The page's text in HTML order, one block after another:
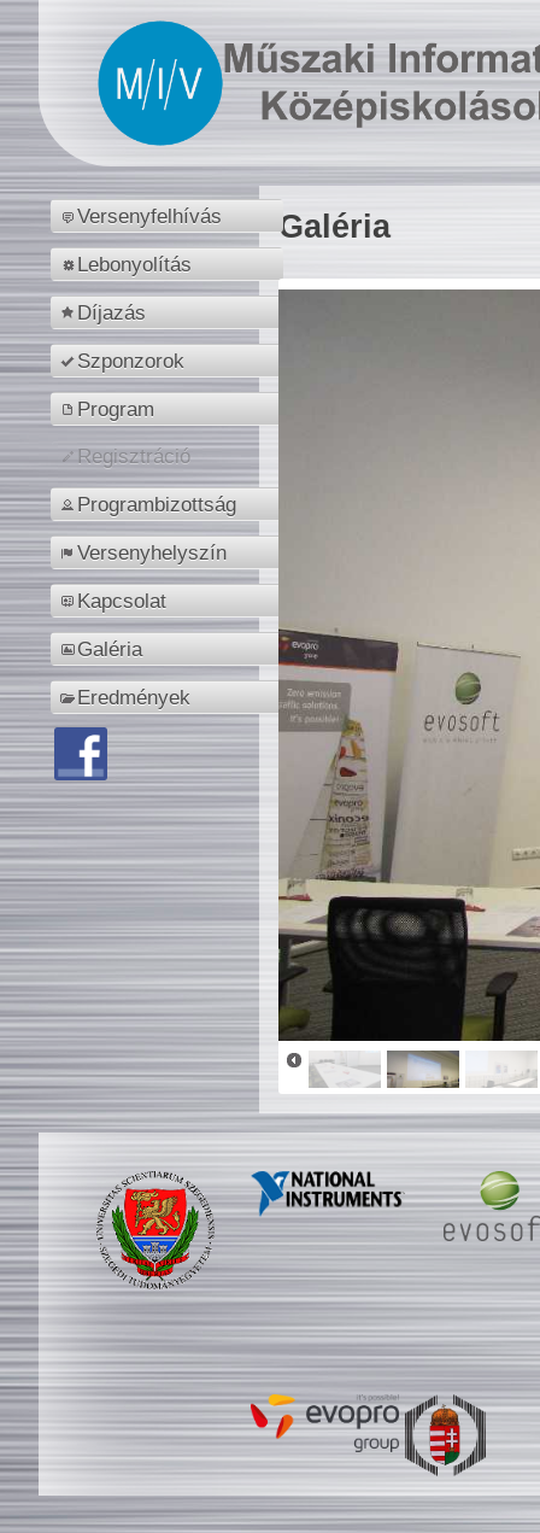
Versenyfelhívás
Lebonyolítás
Díjazás
Szponzorok
Program
Regisztráció
Programbizottság
Versenyhelyszín
Kapcsolat
Galéria
Eredmények
Galéria